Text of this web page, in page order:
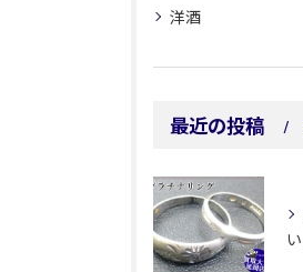
洋酒
最近の投稿